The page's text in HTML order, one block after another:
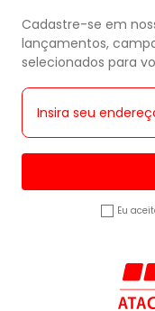
Cadastre-se em
lançamentos,
selecionados para
Eu